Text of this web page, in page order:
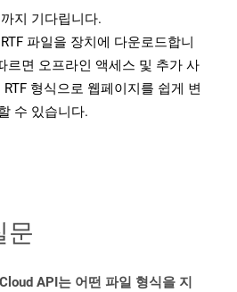
지 기다립니다.
파일을 장치에 다운로드합니
르면 오프라인 액세스 및 추가 사
형식으로 웹페이지를 쉽게 변
수 있습니다.
문
API는 어떤 파일 형식을 지